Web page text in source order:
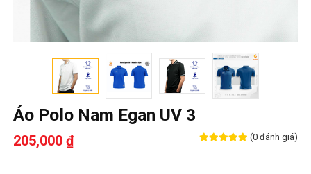
Áo Polo Nam Egan UV 3
205,000 ₫ (0 đánh giá)